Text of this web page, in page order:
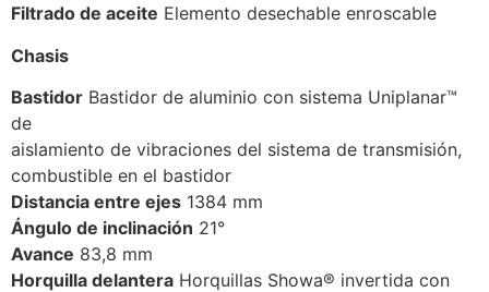
Filtrado de aceite Elemento desechable enroscable
Chasis
Bastidor Bastidor de aluminio con sistema Uniplanar™
de
aislamiento de vibraciones del sistema de transmisión,
combustible en el bastidor
Distancia entre ejes 1384 mm
Ángulo de inclinación 21°
Avance 83,8 mm
Horquilla delantera Horquillas Showa® invertida con